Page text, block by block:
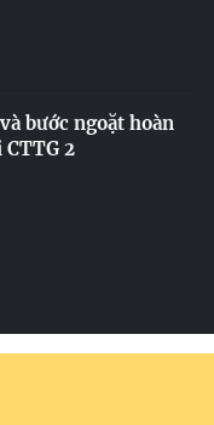
bước ngoặt hoàn
2